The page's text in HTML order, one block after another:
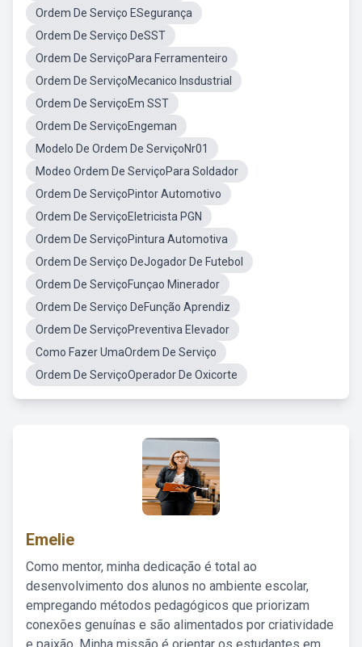
Ordem De Serviço ESegurança
Ordem De Serviço DeSST
Ordem De ServiçoPara Ferramenteiro
Ordem De ServiçoMecanico Insdustrial
Ordem De ServiçoEm SST
Ordem De ServiçoEngeman
Modelo De Ordem De ServiçoNr01
Modeo Ordem De ServiçoPara Soldador
Ordem De ServiçoPintor Automotivo
Ordem De ServiçoEletricista PGN
Ordem De ServiçoPintura Automotiva
Ordem De Serviço DeJogador De Futebol
Ordem De ServiçoFunçao Minerador
Ordem De Serviço DeFunção Aprendiz
Ordem De ServiçoPreventiva Elevador
Como Fazer UmaOrdem De Serviço
Ordem De ServiçoOperador De Oxicorte
Emelie
Como mentor, minha dedicação é total ao
desenvolvimento dos alunos no ambiente escolar,
empregando métodos pedagógicos que priorizam
conexões genuínas e são alimentados por criatividade